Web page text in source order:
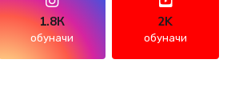
1.8К
обуначи
2K
обуначи